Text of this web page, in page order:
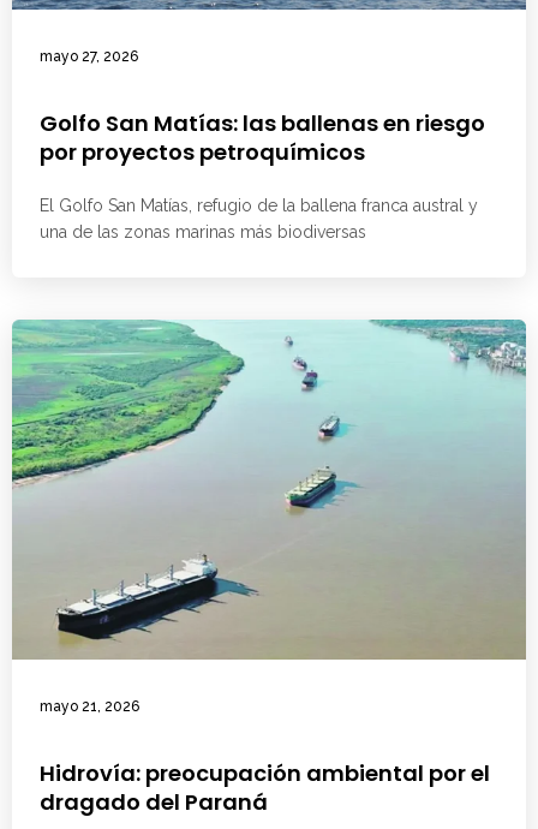
mayo 27, 2026
Golfo San Matías: las ballenas en riesgo
por proyectos petroquímicos
El Golfo San Matías, refugio de la ballena franca austral y
una de las zonas marinas más biodiversas
mayo 21, 2026
Hidrovía: preocupación ambiental por el
dragado del Paraná